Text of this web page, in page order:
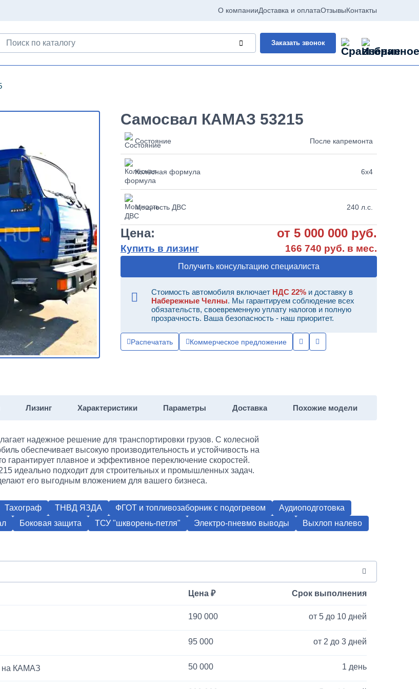
О компанииДоставка и оплатаОтзывыКонтакты
Заказать звонок
Самосвал КАМАЗ 53215
Состояние После капремонта
Колёсная формула 6х4
Мощность ДВС 240 л.с.
Цена: от 5 000 000 руб.
Купить в лизинг 166 740 руб. в мес.
Получить консультацию специалиста
Стоимость автомобиля включает НДС 22% и доставку в
Набережные Челны. Мы гарантируем соблюдение всех
обязательств, своевременную уплату налогов и полную
прозрачность. Ваша безопасность - наш приоритет.
Распечатать Коммерческое предложение
Лизинг Характеристики Параметры Доставка Похожие модели
надежное решение для транспортировки грузов. С колесной
обеспечивает высокую производительность и устойчивость на
гарантирует плавное и эффективное переключение скоростей.
идеально подходит для строительных и промышленных задач.
его выгодным вложением для вашего бизнеса.
Тахограф ТНВД ЯЗДА ФГОТ и топливозаборник с подогревом
Аудиоподготовка
Боковая защита ТСУ "шкворень-петля" Электро-пневмо выводы
Выхлоп налево
Цена Срок выполнения
190 000 от 5 до 10 дней
95 000 от 2 до 3 дней
на КАМАЗ 50 000 1 день